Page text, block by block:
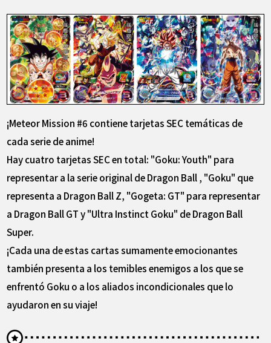
¡Meteor Mission #6 contiene tarjetas SEC temáticas de
cada serie de anime!
Hay cuatro tarjetas SEC en total: "Goku: Youth" para
representar a la serie original de Dragon Ball , "Goku" que
representa a Dragon Ball Z, "Gogeta: GT" para representar
a Dragon Ball GT y "Ultra Instinct Goku" de Dragon Ball
Super.
¡Cada una de estas cartas sumamente emocionantes
también presenta a los temibles enemigos a los que se
enfrentó Goku o a los aliados incondicionales que lo
ayudaron en su viaje!